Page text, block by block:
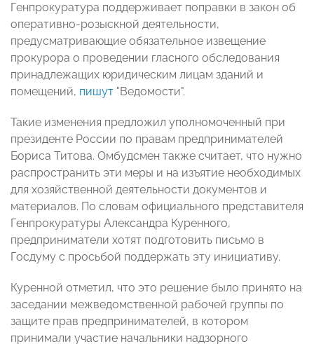
Генпрокуратура поддерживает поправки в закон об
оперативно-розыскной деятельности,
предусматривающие обязательное извещение
прокурора о проведении гласного обследования
принадлежащих юридическим лицам зданий и
помещений, пишут "Ведомости".
Такие изменения предложил уполномоченный при
президенте России по правам предпринимателей
Бориса Титова. Омбудсмен также считает, что нужно
распространить эти меры и на изъятие необходимых
для хозяйственной деятельности документов и
материалов. По словам официального представителя
Генпрокуратуры Александра Куренного,
предприниматели хотят подготовить письмо в
Госдуму с просьбой поддержать эту инициативу.
Куренной отметил, что это решение было принято на
заседании межведомственной рабочей группы по
защите прав предпринимателей, в котором
принимали участие начальники надзорного